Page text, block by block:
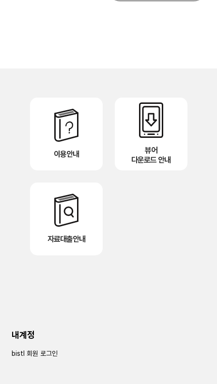
이용안내
뷰어
다운로드 안내
자료대출안내
내계정
bistl 회원 로그인